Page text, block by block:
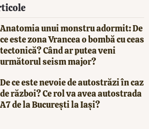
Anatomia unui monstru adormit: De
ce este zona Vrancea o bombă cu ceas
tectonică? Când ar putea veni
următorul seism major?
De ce este nevoie de autostrăzi în caz
de război? Ce rol va avea autostrada
A7 de la București la Iași?